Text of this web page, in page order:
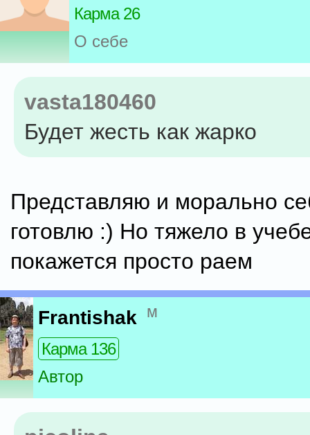
Карма 26
О себе
vasta180460
Будет жесть как жарко
Представляю и морально
готовлю :) Но тяжело в
покажется просто раем
Frantishak м
Карма 136
Автор